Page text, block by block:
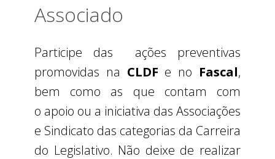
Associado
Participe das ações preventivas
promovidas na CLDF e no Fascal,
bem como as que contam com
o apoio ou a iniciativa das Associações
e Sindicato das categorias da Carreira
do Legislativo. Não deixe de realizar